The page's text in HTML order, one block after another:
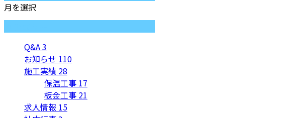
月を選択
Q&A3
お知らせ 110
施工実績 28
保温工事 17
板金工事 21
求人情報 15